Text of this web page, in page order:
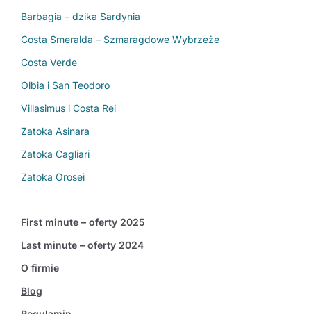
Barbagia – dzika Sardynia
Costa Smeralda – Szmaragdowe Wybrzeże
Costa Verde
Olbia i San Teodoro
Villasimus i Costa Rei
Zatoka Asinara
Zatoka Cagliari
Zatoka Orosei
First minute – oferty 2025
Last minute – oferty 2024
O firmie
Blog